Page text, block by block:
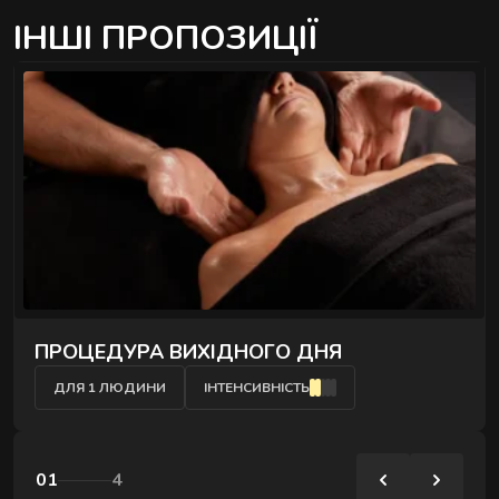
ІНШІ ПРОПОЗИЦІЇ
ПРОЦЕДУРА ВИХІДНОГО ДНЯ
ДЛЯ 1 ЛЮДИНИ ІНТЕНСИВНІСТЬ
01 4